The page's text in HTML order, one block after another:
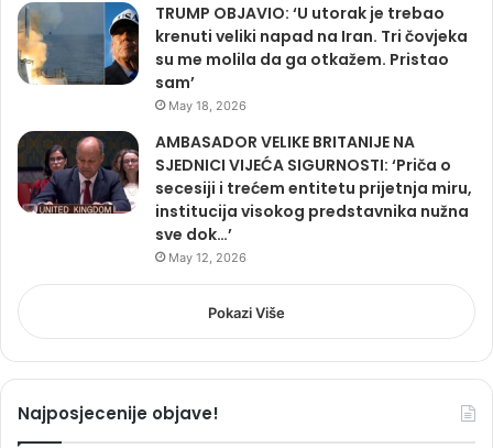
TRUMP OBJAVIO: ‘U utorak je trebao
krenuti veliki napad na Iran. Tri čovjeka
su me molila da ga otkažem. Pristao
sam’
May 18, 2026
AMBASADOR VELIKE BRITANIJE NA
SJEDNICI VIJEĆA SIGURNOSTI: ‘Priča o
secesiji i trećem entitetu prijetnja miru,
institucija visokog predstavnika nužna
sve dok…’
May 12, 2026
Pokazi Više
Najposjecenije objave!